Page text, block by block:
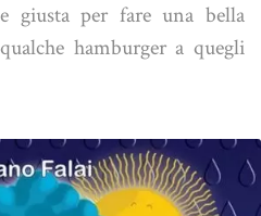
giusta per fare una bella
hamburger a quegli